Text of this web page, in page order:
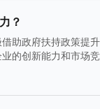
？
助政府扶持政策提
的创新能力和市场